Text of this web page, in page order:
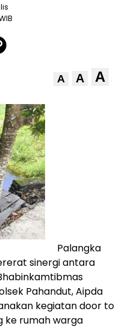
A A A
Palangka
sinergi antara
Pahandut, Aipda
kegiatan door to
ke rumah warga